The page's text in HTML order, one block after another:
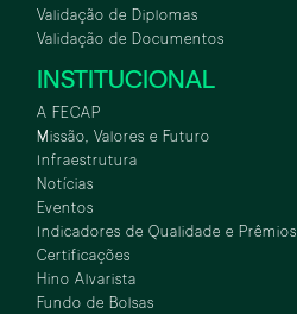
Validação de Diplomas
Validação de Documentos
INSTITUCIONAL
A FECAP
Missão, Valores e Futuro
Infraestrutura
Notícias
Eventos
Indicadores de Qualidade e Prêmios
Certificações
Hino Alvarista
Fundo de Bolsas